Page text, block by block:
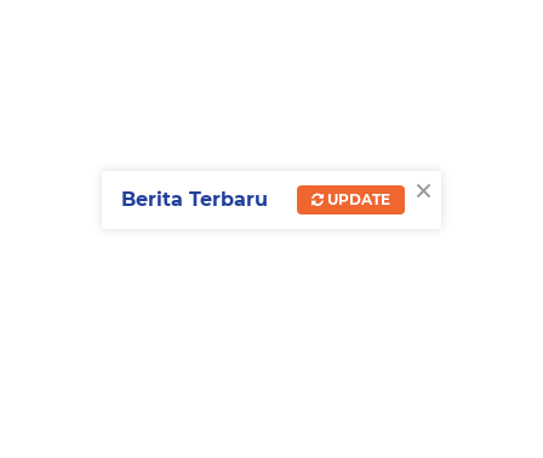
×
Berita Terbaru UPDATE